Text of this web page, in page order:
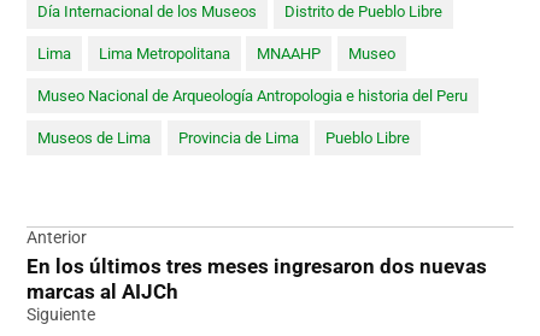
Día Internacional de los Museos Distrito de Pueblo Libre
Lima Lima Metropolitana MNAAHP Museo
Museo Nacional de Arqueología Antropologia e historia del Peru
Museos de Lima Provincia de Lima Pueblo Libre
Navegación
de
entradas
Anterior
En los últimos tres meses ingresaron dos nuevas
marcas al AIJCh
Siguiente